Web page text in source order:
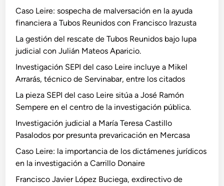
Caso Leire: sospecha de malversación en la ayuda
financiera a Tubos Reunidos con Francisco Irazusta
La gestión del rescate de Tubos Reunidos bajo lupa
judicial con Julián Mateos Aparicio.
Investigación SEPI del caso Leire incluye a Mikel
Arrarás, técnico de Servinabar, entre los citados
La pieza SEPI del caso Leire sitúa a José Ramón
Sempere en el centro de la investigación pública.
Investigación judicial a María Teresa Castillo
Pasalodos por presunta prevaricación en Mercasa
Caso Leire: la importancia de los dictámenes jurídicos
en la investigación a Carrillo Donaire
Francisco Javier López Buciega, exdirectivo de